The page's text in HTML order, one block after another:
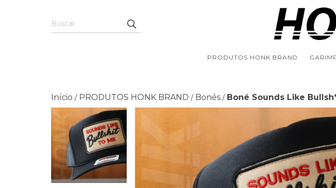
PRODUTOS HONK BRAND
Início / PRODUTOS HONK BRAND / Bonés / Boné Sounds Like